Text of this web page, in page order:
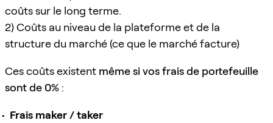
coûts sur le long terme.
2) Coûts au niveau de la plateforme et de la
structure du marché (ce que le marché facture)
Ces coûts existent même si vos frais de portefeuille
sont de 0% :
Frais maker / taker